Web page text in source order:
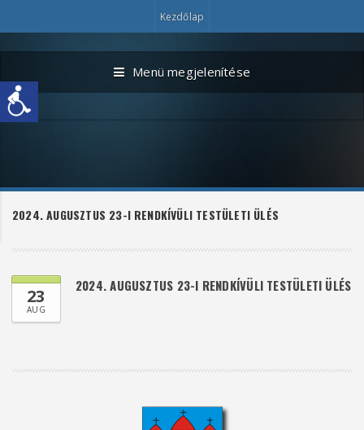
Kezdőlap
Menü megjelenítése
2024. AUGUSZTUS 23-I RENDKÍVÜLI TESTÜLETI ÜLÉS
23
AUG
2024. AUGUSZTUS 23-I RENDKÍVÜLI TESTÜLETI ÜLÉS